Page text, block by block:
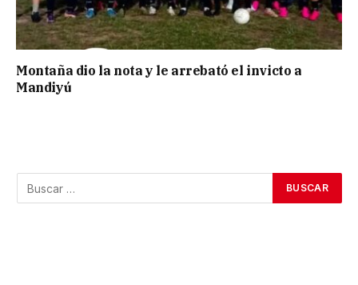
Montaña dio la nota y le arrebató el invicto a
Mandiyú